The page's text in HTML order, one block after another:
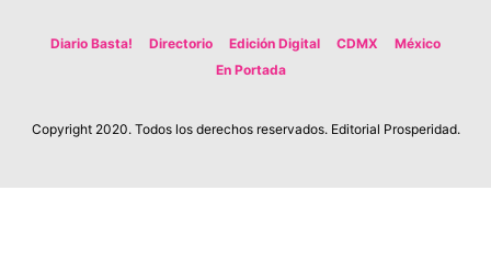
Diario Basta! Directorio Edición Digital CDMX
México
En Portada
Copyright 2020. Todos los derechos reservados. Editorial Prosperidad.